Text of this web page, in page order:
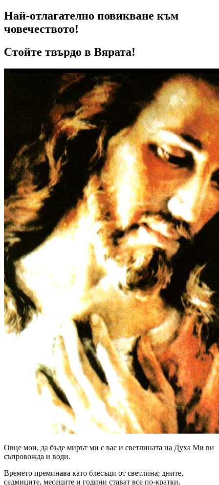
Най-отлагателно повикване към
човечеството!
Стойте твърдо в Вярата!
Овце мои, да бъде мирът ми с вас и светлината на Духа Ми ви
съпровожда и води.
Времето преминава като блесъци от светлина; дните,
седмиците, месеците и години стават все по-кратки.